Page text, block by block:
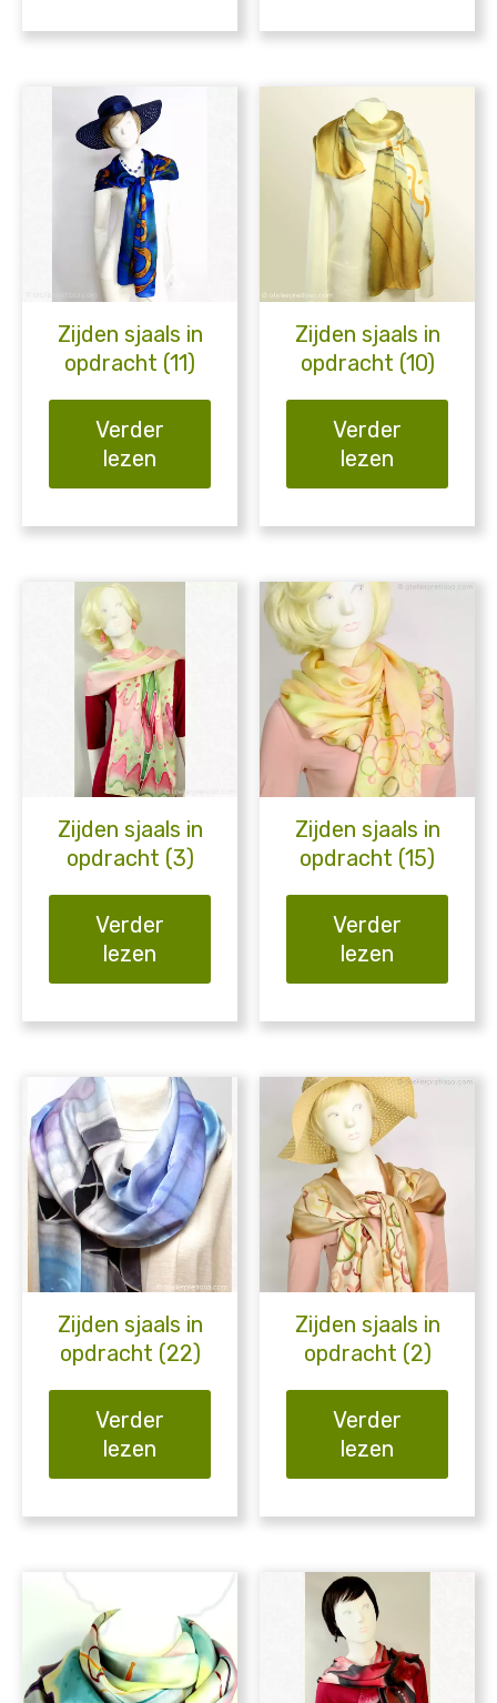
Zijden sjaals in
opdracht (11)
Verder
lezen
Zijden sjaals in
opdracht (10)
Verder
lezen
Zijden sjaals in
opdracht (3)
Verder
lezen
Zijden sjaals in
opdracht (15)
Verder
lezen
Zijden sjaals in
opdracht (22)
Verder
lezen
Zijden sjaals in
opdracht (2)
Verder
lezen